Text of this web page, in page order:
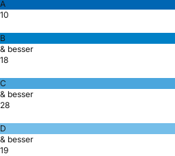
A
10
B
& besser
18
C
& besser
28
D
& besser
19